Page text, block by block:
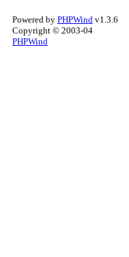
Powered by PHPWind v1.3.6
Copyright © 2003-04
PHPWind